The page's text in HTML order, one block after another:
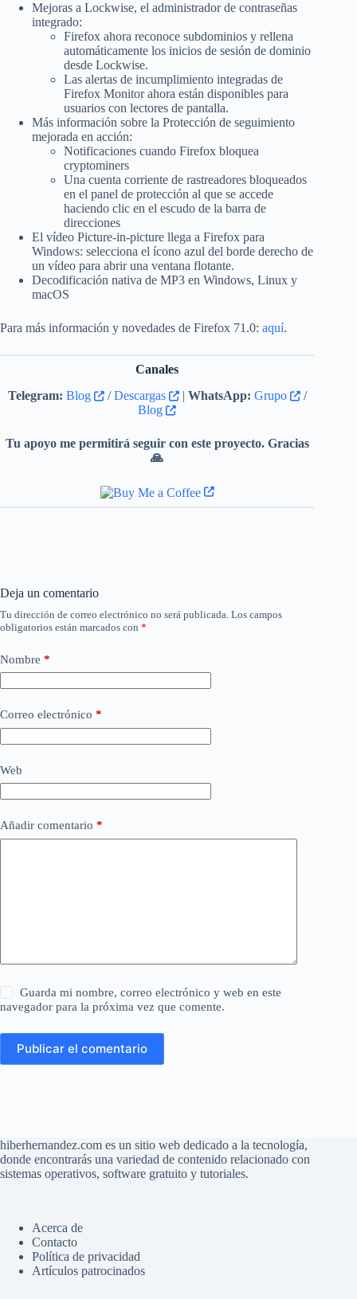
Mejoras a Lockwise, el administrador de contraseñas
integrado:
Firefox ahora reconoce subdominios y rellena
automáticamente los inicios de sesión de dominio
desde Lockwise.
Las alertas de incumplimiento integradas de
Firefox Monitor ahora están disponibles para
usuarios con lectores de pantalla.
Más información sobre la Protección de seguimiento
mejorada en acción:
Notificaciones cuando Firefox bloquea
cryptominers
Una cuenta corriente de rastreadores bloqueados
en el panel de protección al que se accede
haciendo clic en el escudo de la barra de
direcciones
El vídeo Picture-in-picture llega a Firefox para
Windows: selecciona el ícono azul del borde derecho de
un vídeo para abrir una ventana flotante.
Decodificación nativa de MP3 en Windows, Linux y
macOS
Para más información y novedades de Firefox 71.0: aquí.
Canales
Telegram: Blog /Descargas | WhatsApp: Grupo
/
Blog
Tu apoyo me permitirá seguir con este proyecto. Gracias
🙏
Deja un comentario
Tu dirección de correo electrónico no será publicada. Los campos
obligatorios están marcados con *
Nombre *
Correo electrónico *
Web
Añadir comentario *
Guarda mi nombre, correo electrónico y web en este
navegador para la próxima vez que comente.
Publicar el comentario
hiberhernandez.com es un sitio web dedicado a la tecnología,
donde encontrarás una variedad de contenido relacionado con
sistemas operativos, software gratuito y tutoriales.
Acerca de
Contacto
Política de privacidad
Artículos patrocinados